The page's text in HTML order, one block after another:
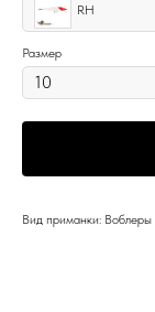
RH
Размер
Вид приманки: Воблеры